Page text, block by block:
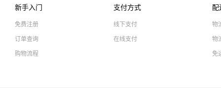
新手入门
免费注册
订单查询
购物流程
支付方式
线下支付
在线支付
配
物
物
免